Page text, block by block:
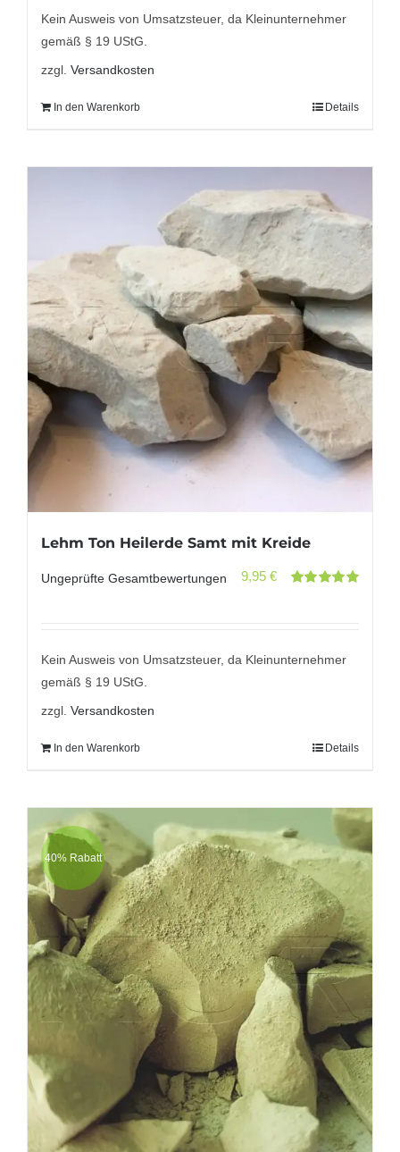
Kein Ausweis von Umsatzsteuer, da Kleinunternehmer
gemäß § 19 UStG.
zzgl. Versandkosten
In den Warenkorb Details
Lehm Ton Heilerde Samt mit Kreide
Ungeprüfte Gesamtbewertungen 9,95 €
Kein Ausweis von Umsatzsteuer, da Kleinunternehmer
gemäß § 19 UStG.
zzgl. Versandkosten
In den Warenkorb Details
40% Rabatt